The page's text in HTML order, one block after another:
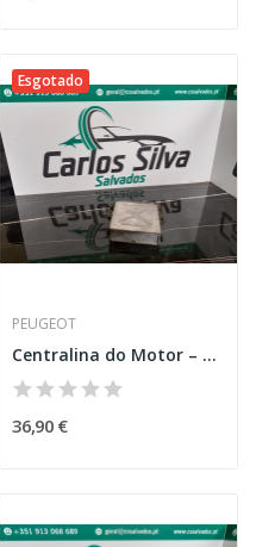
Esgotado
PEUGEOT
Centralina do Motor – PEUGEOT 306 SEDAN (7B,...
36,90 €